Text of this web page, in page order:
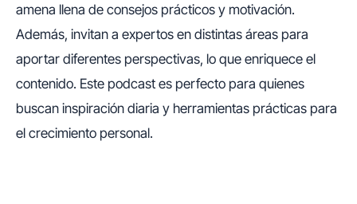
amena llena de consejos prácticos y motivación.
Además, invitan a expertos en distintas áreas para
aportar diferentes perspectivas, lo que enriquece el
contenido. Este podcast es perfecto para quienes
buscan inspiración diaria y herramientas prácticas para
el crecimiento personal.